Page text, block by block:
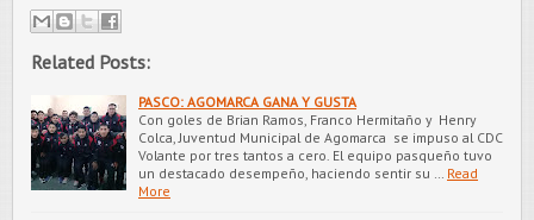
Related Posts:
PASCO: AGOMARCA GANA Y GUSTA
Con goles de Brian Ramos, Franco Hermitaño y Henry
Colca, Juventud Municipal de Agomarca se impuso al CDC
Volante por tres tantos a cero. El equipo pasqueño tuvo
un destacado desempeño, haciendo sentir su …
Read
More